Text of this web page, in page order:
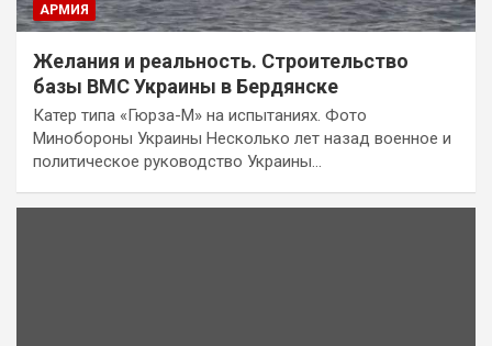
АРМИЯ
Желания и реальность. Строительство
базы ВМС Украины в Бердянске
Катер типа «Гюрза-М» на испытаниях. Фото
Минобороны Украины Несколько лет назад военное и
политическое руководство Украины…